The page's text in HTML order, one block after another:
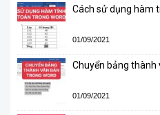
Cách sử dụng hàm
01/09/2021
Chuyển bảng thành
01/09/2021